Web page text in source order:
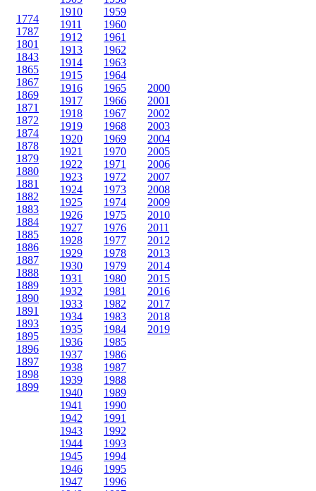
1774
1787
1801
1843
1865
1867
1869
1871
1872
1874
1878
1879
1880
1881
1882
1883
1884
1885
1886
1887
1888
1889
1890
1891
1893
1895
1896
1897
1898
1899
1910
1911
1912
1913
1914
1915
1916
1917
1918
1919
1920
1921
1922
1923
1924
1925
1926
1927
1928
1929
1930
1931
1932
1933
1934
1935
1936
1937
1938
1939
1940
1941
1942
1943
1944
1945
1946
1947
1959
1960
1961
1962
1963
1964
1965
1966
1967
1968
1969
1970
1971
1972
1973
1974
1975
1976
1977
1978
1979
1980
1981
1982
1983
1984
1985
1986
1987
1988
1989
1990
1991
1992
1993
1994
1995
1996
2000
2001
2002
2003
2004
2005
2006
2007
2008
2009
2010
2011
2012
2013
2014
2015
2016
2017
2018
2019